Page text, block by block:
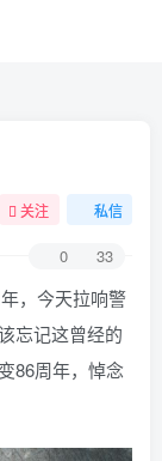
关注 私信
0 33
，今天拉响警
忘记这曾经的
86周年，悼念